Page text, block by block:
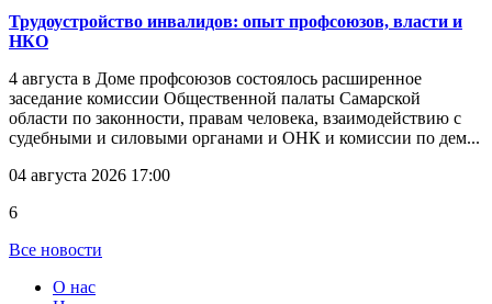
Трудоустройство инвалидов: опыт профсоюзов, власти и
НКО
4 августа в Доме профсоюзов состоялось расширенное
заседание комиссии Общественной палаты Самарской
области по законности, правам человека, взаимодействию с
судебными и силовыми органами и ОНК и комиссии по дем...
04 августа 2026 17:00
6
Все новости
О нас